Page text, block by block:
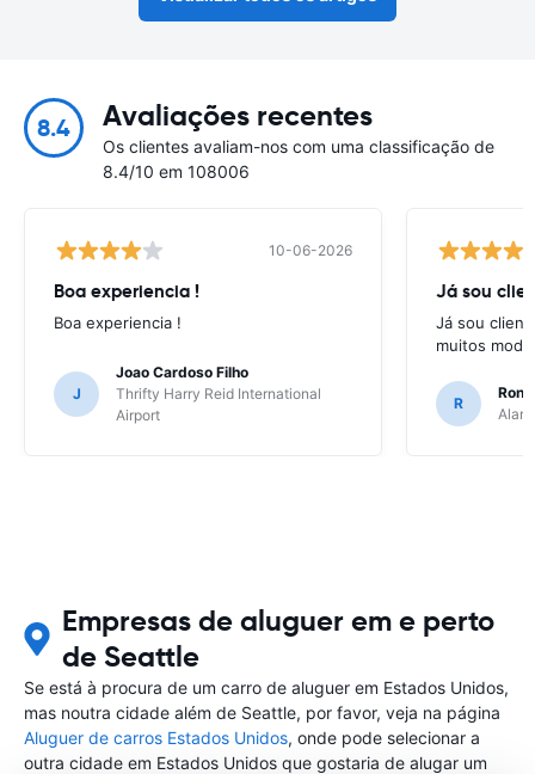
8.4 Avaliações recentes
Os clientes avaliam-nos com uma classificação de
8.4/10 em 108006
10-06-2026
Boa experiencia !
Boa experiencia !
J
Joao Cardoso Filho
Thrifty Harry Reid International
Airport
Já sou
Já sou
muitos
R
Empresas de aluguer em e perto
de Seattle
Se está à procura de um carro de aluguer em Estados Unidos,
mas noutra cidade além de Seattle, por favor, veja na página
Aluguer de carros Estados Unidos, onde pode selecionar a
outra cidade em Estados Unidos que gostaria de alugar um